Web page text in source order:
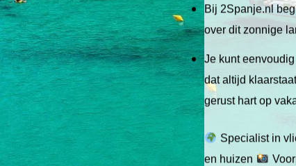
Bij 2Spanje.nl
over dit zonnige
Je kunt
dat altijd
gerust hart op
Specialist in
en huizen